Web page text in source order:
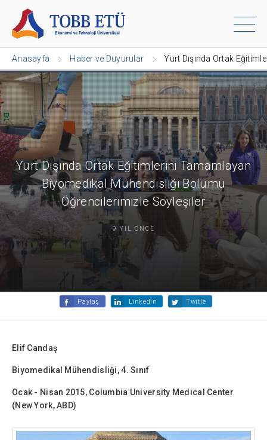
Anasayfa Haber ve Duyurular Yurt Dışında Ortak
Yurt Dışında Ortak Eğitimlerini Tamamlayan
Biyomedikal Mühendisliği Bölümü
Öğrencilerimizle Söyleşiler
9 YIL ÖNCE
Paylaş Linkedin Twitle
Elif Candaş
Biyomedikal Mühendisliği, 4. Sınıf
Ocak - Nisan 2015, Columbia University Medical Center
(New York, ABD)